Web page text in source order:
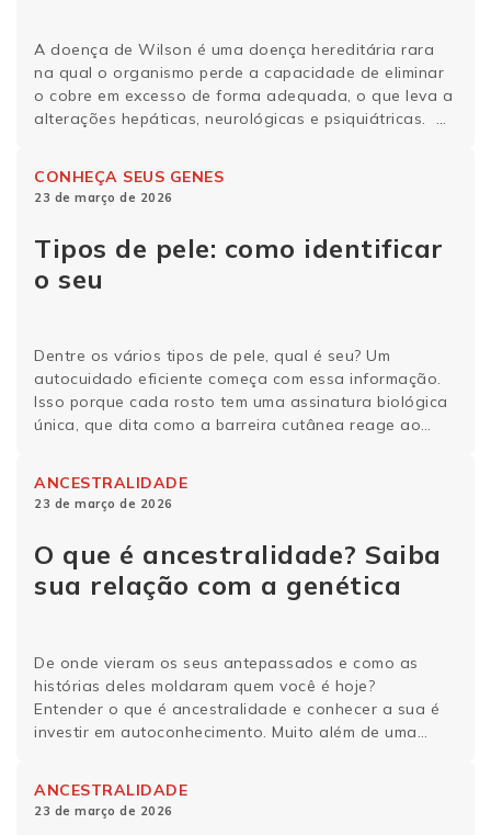
A doença de Wilson é uma doença hereditária rara
na qual o organismo perde a capacidade de eliminar
o cobre em excesso de forma adequada, o que leva a
alterações hepáticas, neurológicas e psiquiátricas.
meio da bile. No entanto, quem …
CONHEÇA SEUS GENES
23 de março de 2026
Tipos de pele: como identificar
o seu
Dentre os vários tipos de pele, qual é seu? Um
autocuidado eficiente começa com essa informação.
Isso porque cada rosto tem uma assinatura biológica
única, que dita como a barreira cutânea reage ao
apenas equilíbrio, você evita reações …
ANCESTRALIDADE
23 de março de 2026
O que é ancestralidade? Saiba
sua relação com a genética
De onde vieram os seus antepassados e como as
histórias deles moldaram quem você é hoje?
Entender o que é ancestralidade e conhecer a sua é
investir em autoconhecimento. Muito além de uma
sobre as nossas origens. O que é ancestralidade e
qual sua …
ANCESTRALIDADE
23 de março de 2026